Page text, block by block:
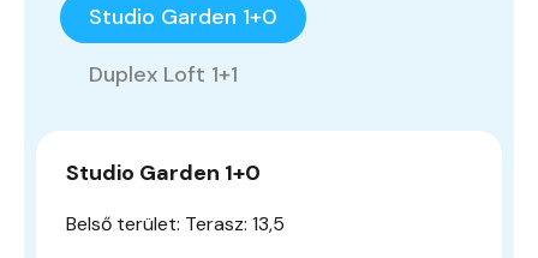
Studio Garden 1+0
Duplex Loft 1+1
Studio Garden 1+0
Belső terület: Terasz: 13,5